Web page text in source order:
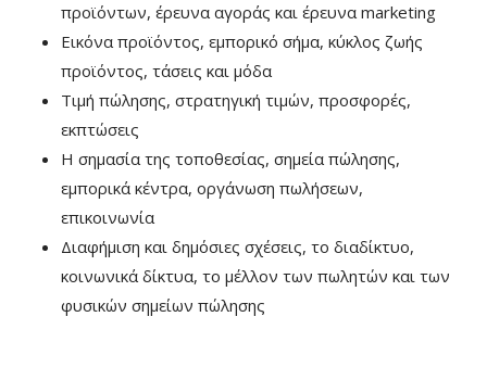
προϊόντων, έρευνα αγοράς και έρευνα marketing
Εικόνα προϊόντος, εμπορικό σήμα, κύκλος ζωής
προϊόντος, τάσεις και μόδα
Τιμή πώλησης, στρατηγική τιμών, προσφορές,
εκπτώσεις
Η σημασία της τοποθεσίας, σημεία πώλησης,
εμπορικά κέντρα, οργάνωση πωλήσεων,
επικοινωνία
Διαφήμιση και δημόσιες σχέσεις, το διαδίκτυο,
κοινωνικά δίκτυα, το μέλλον των πωλητών και των
φυσικών σημείων πώλησης